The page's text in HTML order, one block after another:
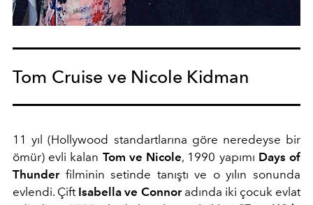
Tom Cruise ve Nicole Kidman
11 yıl (Hollywood standartlarına göre neredeyse bir
ömür) evli kalan Tom ve Nicole, 1990 yapımı Days of
Thunderfilminin setinde tanıştı ve o yılın sonunda
evlendi. Çift Isabella ve Connoradında iki çocuk evlat